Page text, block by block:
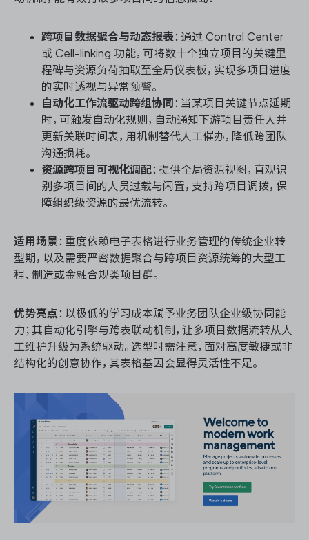
跨项目数据聚合与动态报表 ：通过 Control Center
或 Cell-linking 功能，可将数十个独立项目的关键里
程碑与资源负荷抽取至全局仪表板，实现多项目进度
的实时透视与异常预警。
自动化工作流驱动跨组协同 ：当某项目关键节点延期
时，可触发自动化规则，自动通知下游项目责任人并
更新关联时间表，用机制替代人工催办，降低跨团队
沟通损耗。
资源跨项目可视化调配 ：提供全局资源视图，直观识
别多项目间的人员过载与闲置，支持跨项目调拨，保
障组织级资源的最优流转。
适用场景 ：重度依赖电子表格进行业务管理的传统企业转
型期，以及需要严密数据聚合与跨项目资源统筹的大型工
程、制造或金融合规类项目群。
优势亮点 ：以极低的学习成本赋予业务团队企业级协同能
力；其自动化引擎与跨表联动机制，让多项目数据流转从人
工维护升级为系统驱动。选型时需注意，面对高度敏捷或非
结构化的创意协作，其表格基因会显得灵活性不足。